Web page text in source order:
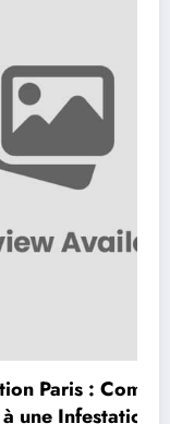
Agir
de